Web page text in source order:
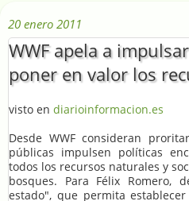
20 enero 2011
WWF apela a
poner en valor los
visto en diarioinformacion.es
Desde WWF consideran
públicas impulsen políticas
todos los recursos naturales y
bosques. Para Félix Romero,
estado", que permita